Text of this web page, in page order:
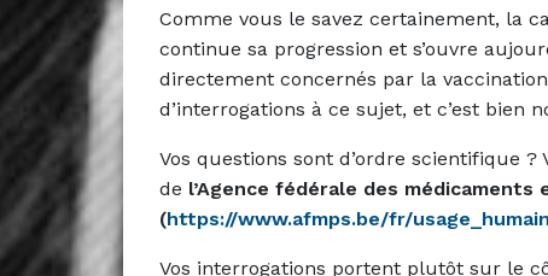
Comme vous le savez certainement, la
continue sa progression et s’ouvre
directement concernés par la
d’interrogations à ce sujet, et c’est bien
Vos questions sont d’ordre scientifique
de l’Agence fédérale des
(https://www.afmps.be/fr/
Vos interrogations portent plutôt sur le